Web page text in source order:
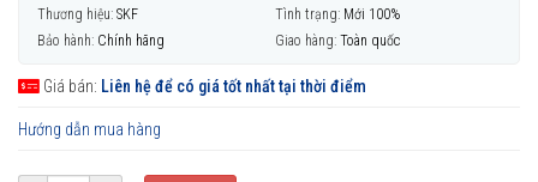
Thương hiệu: SKF Tình trạng: Mới 100%
Bảo hành: Chính hãng Giao hàng: Toàn quốc
Giá bán: Liên hệ để có giá tốt nhất tại thời điểm
Hướng dẫn mua hàng